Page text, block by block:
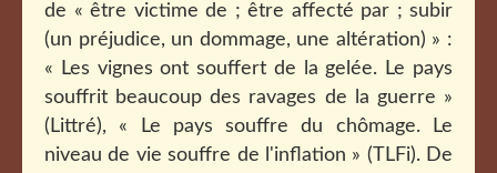
de « être victime de ; être affecté par ; subir
(un préjudice, un dommage, une altération) » :
« Les vignes ont souffert de la gelée. Le pays
souffrit beaucoup des ravages de la guerre »
(Littré), « Le pays souffre du chômage. Le
niveau de vie souffre de l'inflation » (TLFi). De